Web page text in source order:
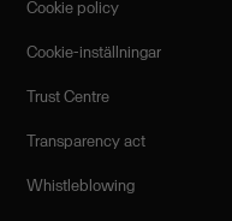
Cookie policy
Cookie-inställningar
Trust Centre
Transparency act
Whistleblowing